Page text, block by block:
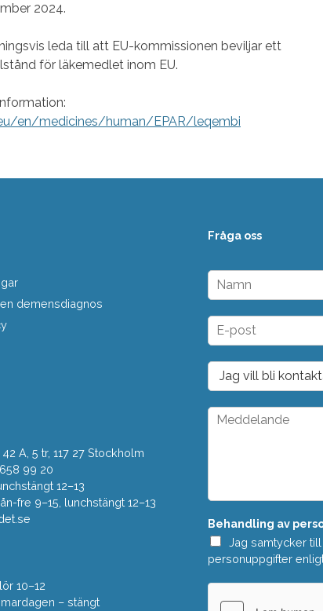
2024.
leda till att EU-kommissionen beviljar ett
för läkemedlet inom EU.
en/medicines/human/EPAR/leqembi
demensdiagnos
A, 5 tr, 117 27 Stockholm
99 20
12–13
fre 9–15, lunchstängt 12–13
10–12
– stängt
Fråga oss
N
m
n
E
p
o
t
*
D
o
p
M
a
d
e
*
Behandling av
Jag samtycker
personuppgifter